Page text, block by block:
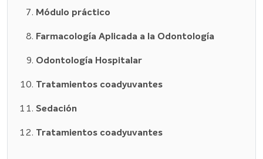
Módulo práctico
Farmacología Aplicada a la Odontología
Odontología Hospitalar
Tratamientos coadyuvantes
Sedación
Tratamientos coadyuvantes